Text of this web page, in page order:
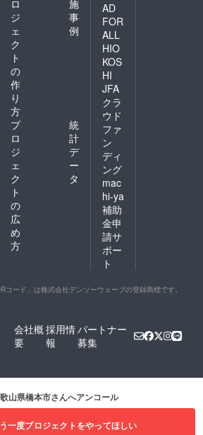
ロ
ジ
ェ
ク
ト
の
作
り
方
施
事
例
プ
ロ
ジ
ェ
ク
ト
の
広
め
方
統
計
デ
ー
タ
AD
FOR
ALL
HIO
KOS
HI
JFA
クラ
ウド
ファ
ン
ディ
ング
mac
hi-ya
補助
金申
請サ
ポー
ト
コード」は株式会社デンソーウェーブの登録商標です。
会社概
要
採用情
報
パートナー
募集
山県橋本市さんへアンコール
一度プロジェクトをやってほしい